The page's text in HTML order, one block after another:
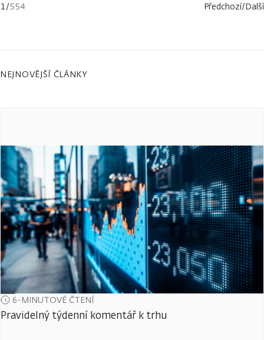
1/554 Předchozí/Další
NEJNOVĚJŠÍ ČLÁNKY
6-MINUTOVÉ ČTENÍ
Pravidelný týdenní komentář k trhu